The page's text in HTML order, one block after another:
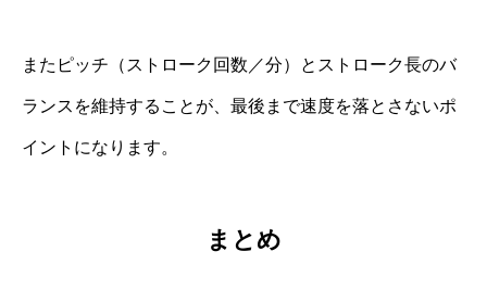
またピッチ（ストローク回数／分）とストローク長のバ
ランスを維持することが、最後まで速度を落とさないポ
イントになります。
まとめ